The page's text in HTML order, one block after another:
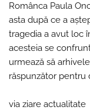
Românca Paula
asta după ce a
tragedia a avut loc
acesteia se
urmează să
răspunzător pentru
via ziare actualitate